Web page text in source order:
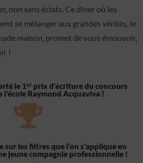
non sans éclats. Ce dîner où les
se mélanger aux grandes vérités, le
maison, promet devous émouvoir,
!
le 1ᵉʳ prix d'écriture du concours
l'école Raymond Acquaviva !
sur les filtres que l'on s'applique en
jeune compagnie professionnelle !